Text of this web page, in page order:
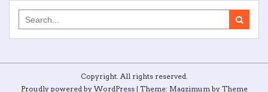
for:
Copyright. All rights reserved.
Proudly powered by WordPress | Theme: Magzimum by Theme